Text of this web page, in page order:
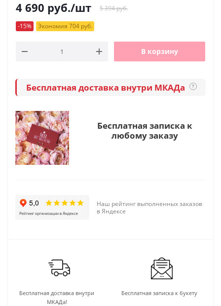
4 690 руб./шт 5 394 руб.
-15% Экономия 704 руб.
В корзину
Бесплатная доставка внутри МКАДа ?
Бесплатная записка к
любому заказу
Наш рейтинг выполненных заказов
в Яндексе
Бесплатная доставка внутри
МКАДа!
Бесплатная записка к букету